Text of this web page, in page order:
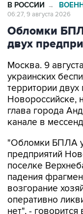
В РОССИИ →
06:27, 9 августа 2026
Обломки
двух
Москва. 9
украинских
территории двух
Новороссийске,
глава города
канале в
"Обломки БПЛА
предприятий
поселке
падения
возгорание
оперативно
нет", -